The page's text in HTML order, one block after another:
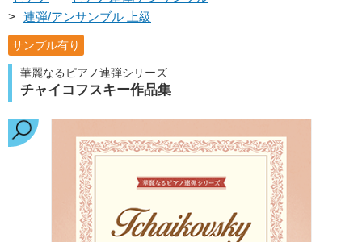
>
連弾/アンサンブル 上級
サンプル有り
華麗なるピアノ連弾シリーズ
チャイコフスキー作品集